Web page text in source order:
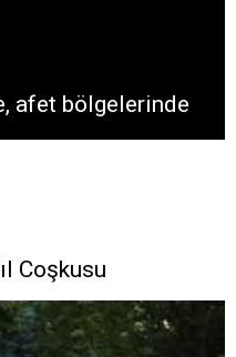
afet bölgelerinde
Coşkusu